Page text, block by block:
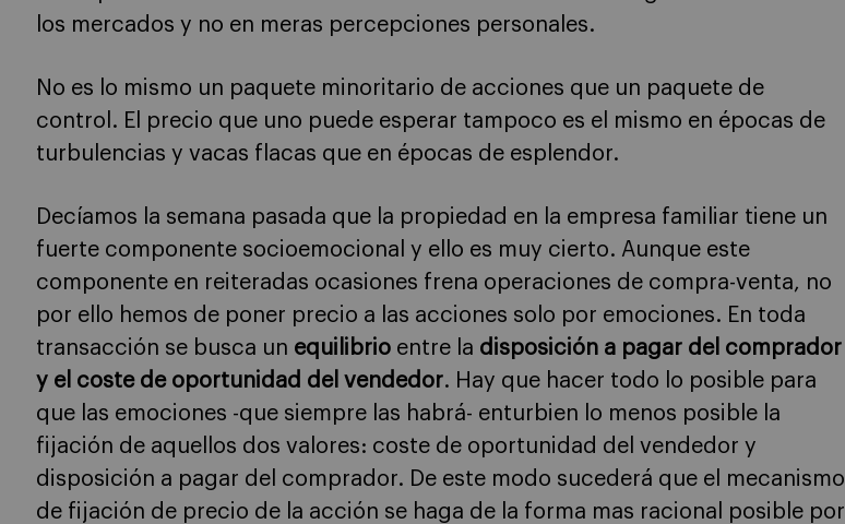
los mercados y no en meras percepciones personales.
No es lo mismo un paquete minoritario de acciones que un paquete de
control. El precio que uno puede esperar tampoco es el mismo en épocas de
turbulencias y vacas flacas que en épocas de esplendor.
Decíamos la semana pasada que la propiedad en la empresa familiar tiene un
fuerte componente socioemocional y ello es muy cierto. Aunque este
componente en reiteradas ocasiones frena operaciones de compra-venta, no
por ello hemos de poner precio a las acciones solo por emociones. En toda
transacción se busca un equilibrio entre la disposición a pagar del comprador
y el coste de oportunidad del vendedor. Hay que hacer todo lo posible para
que las emociones -que siempre las habrá- enturbien lo menos posible la
fijación de aquellos dos valores: coste de oportunidad del vendedor y
disposición a pagar del comprador. De este modo sucederá que el mecanismo
de fijación de precio de la acción se haga de la forma mas racional posible por